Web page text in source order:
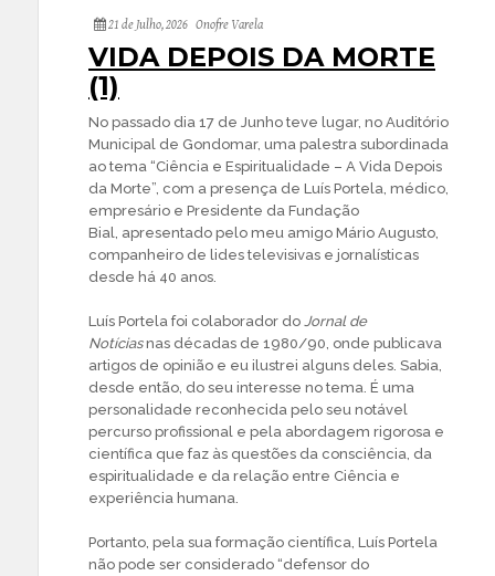
21 de Julho, 2026 Onofre Varela
VIDA DEPOIS DA MORTE
(1)
No passado dia 17 de Junho teve lugar, no Auditório
Municipal de Gondomar, uma palestra subordinada
ao tema “Ciência e Espiritualidade – A Vida Depois
da Morte”, com a presença de Luís Portela, médico,
empresário e Presidente da Fundação
Bial, apresentado pelo meu amigo Mário Augusto,
companheiro de lides televisivas e jornalísticas
desde há 40 anos.
Luís Portela foi colaborador do Jornal de
Notíciasnas décadas de 1980/90, onde publicava
artigos de opinião e eu ilustrei alguns deles. Sabia,
desde então, do seu interesse no tema. É uma
personalidade reconhecida pelo seu notável
percurso profissional e pela abordagem rigorosa e
científica que faz às questões da consciência, da
espiritualidade e da relação entre Ciência e
experiência humana.
Portanto, pela sua formação científica, Luís Portela
não pode ser considerado “defensor do